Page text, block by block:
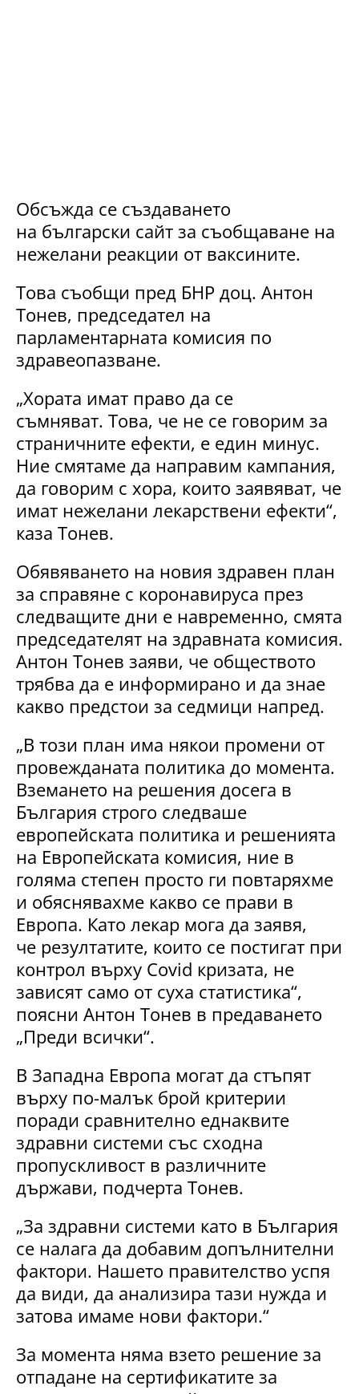
Обсъжда се създаването
на български сайт за съобщаване на
нежелани реакции от ваксините.
Това съобщи пред БНР доц. Антон
Тонев, председател на
парламентарната комисия по
здравеопазване.
„Хората имат право да се
съмняват. Това, че не се говорим за
страничните ефекти, е един минус.
Ние смятаме да направим кампания,
да говорим с хора, които заявяват, че
имат нежелани лекарствени ефекти“,
каза Тонев.
Обявяването на новия здравен план
за справяне с коронавируса през
следващите дни е навременно, смята
председателят на здравната комисия.
Антон Тонев заяви, че обществото
трябва да е информирано и да знае
какво предстои за седмици напред.
„В този план има някои промени от
провежданата политика до момента.
Вземането на решения досега в
България строго следваше
европейската политика и решенията
на Европейската комисия, ние в
голяма степен просто ги повтаряхме
и обяснявахме какво се прави в
Европа. Като лекар мога да заявя,
че резултатите, които се постигат при
контрол върху Covid кризата, не
зависят само от суха статистика“,
поясни Антон Тонев в предаването
„Преди всички“.
В Западна Европа могат да стъпят
върху по-малък брой критерии
поради сравнително еднаквите
здравни системи със сходна
пропускливост в различните
държави, подчерта Тонев.
„За здравни системи като в България
се налага да добавим допълнителни
фактори. Нашето правителство успя
да види, да анализира тази нужда и
затова имаме нови фактори.“
За момента няма взето решение за
отпадане на сертификатите за